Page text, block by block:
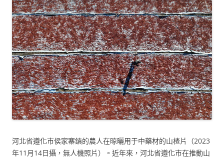
河北省遵化市侯家寨鎮的農人在晾曬用于中藥材的山楂片（2023
年11月14日攝，無人機照片）。近年來，河北省遵化市在推動山